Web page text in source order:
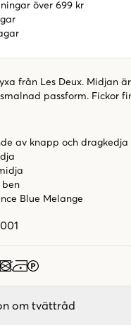
över 699 kr
från Les Deux. Midjan
passform. Fickor
av knapp och dragkedja
ben
Blue Melange
om tvättråd